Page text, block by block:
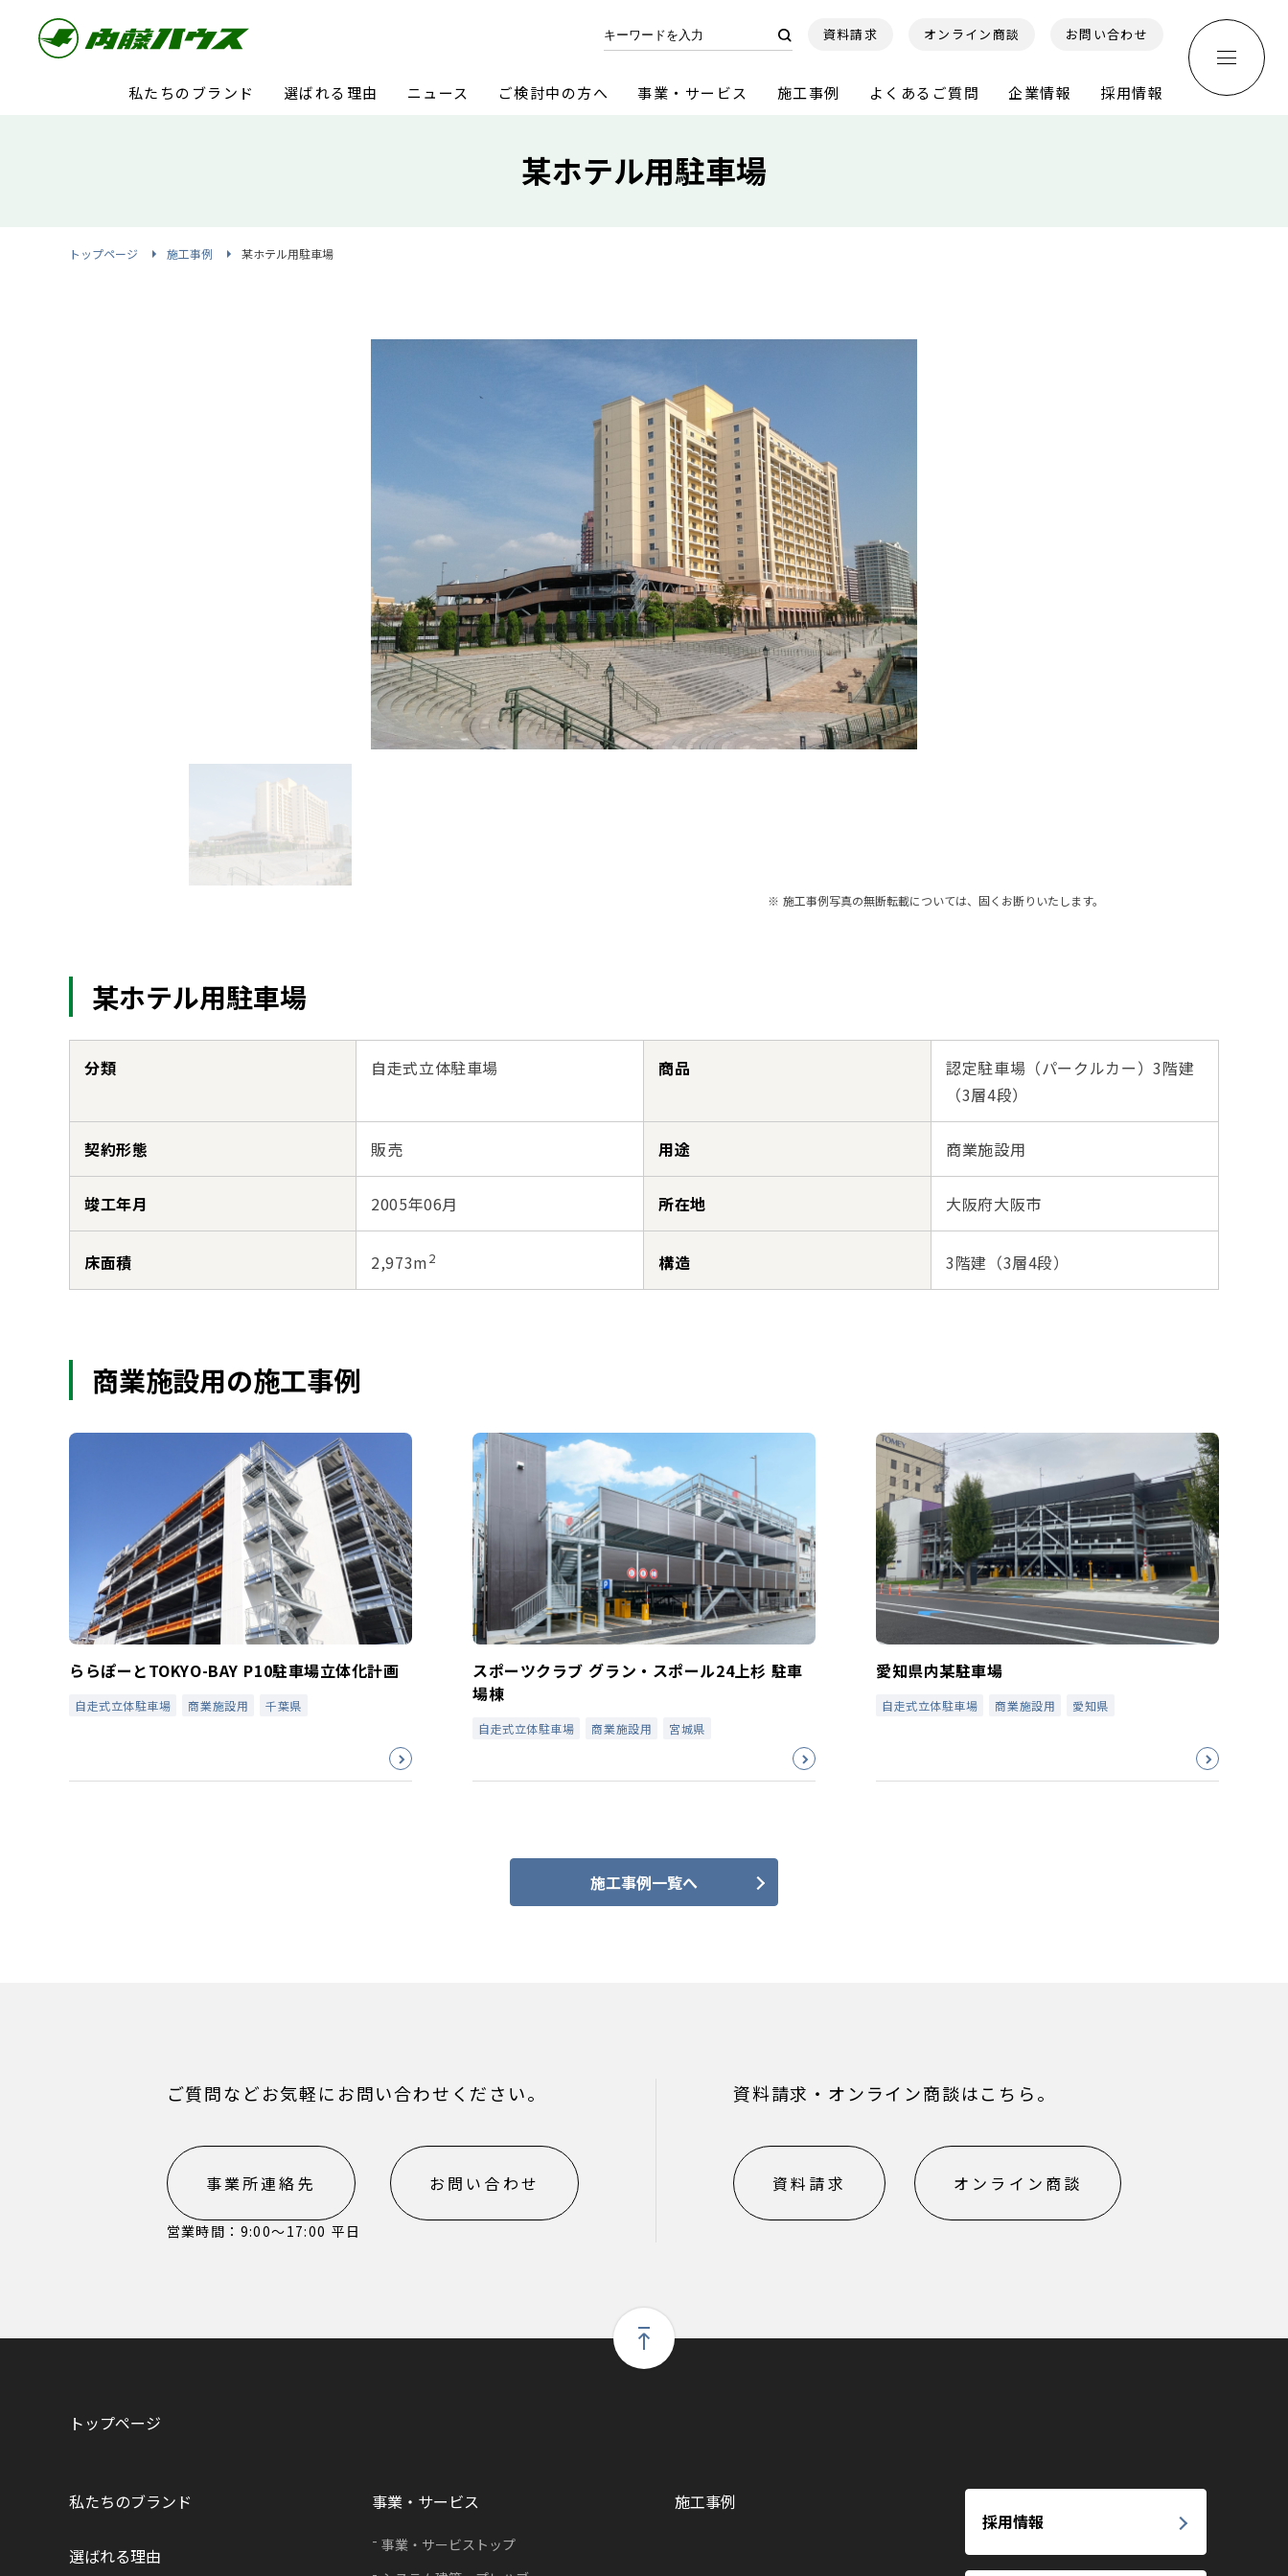
資料請求 オンライン商談 お問い合わせ
私たちのブランド 選ばれる理由 ニュース ご検討中の方へ 事業・サービス 施工事例 よくあるご質問 企業情報 採用情報
某ホテル用駐車場
トップページ 施工事例 某ホテル用駐車場
※ 施工事例写真の無断転載については、固くお断りいたします。
某ホテル用駐車場
分類 自走式立体駐車場 商品
認定駐車場（パークルカー）3階建
（3層4段）
契約形態 販売 用途 商業施設用
竣工年月 2005年06月 所在地 大阪府大阪市
床面積 2,973m2 構造 3階建（3層4段）
商業施設用の施工事例
ららぽーとTOKYO-BAY P10駐車場立体化計画
自走式立体駐車場 商業施設用 千葉県
スポーツクラブ グラン・スポール24上杉 駐車
場棟
自走式立体駐車場 商業施設用 宮城県
愛知県内某駐車場
自走式立体駐車場 商業施設用 愛知県
施工事例一覧へ
ご質問などお気軽にお問い合わせください。
事業所連絡先
営業時間：9:00〜17:00 平日
お問い合わせ
資料請求・オンライン商談はこちら。
資料請求 オンライン商談
トップページ
私たちのブランド 事業・サービス
事業・サービストップ
施工事例
選ばれる理由
採用情報